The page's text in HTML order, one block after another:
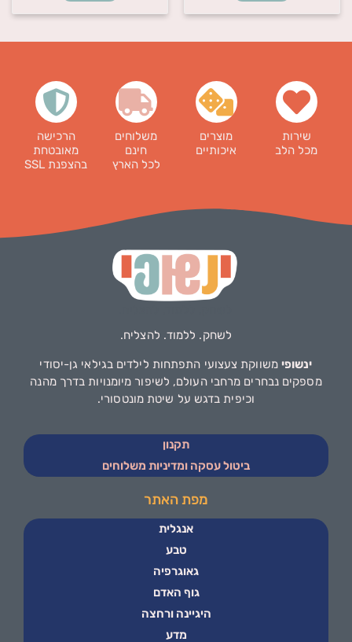
שירות
מכל הלב
מוצרים
איכותיים
משלוחים
חינם
לכל הארץ
הרכישה
מאובטחת
בהצפנת SSL
לשחק. ללמוד. להצליח.
ינשופי משווקת צעצועי התפתחות לילדים בגילאי גן-יסודי
מספקים נבחרים מרחבי העולם, לשיפור מיומנויות בדרך מהנה
וכיפית בדגש על שיטת מונטסורי.
תקנון
ביטול עסקה ומדיניות משלוחים
מפת האתר
אנגלית
טבע
גאוגרפיה
גוף האדם
היגיינה ורחצה
מדע